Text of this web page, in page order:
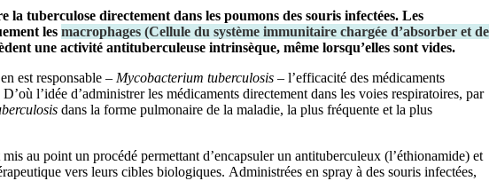
tuberculose directement dans les poumons des souris infectées. Les
les macrophages (Cellule du système immunitaire chargée d’absorber et de
une activité antituberculeuse intrinsèque, même lorsqu’elles sont vides.
est responsable – Mycobacterium tuberculosis – l’efficacité des médicaments
l’idée d’administrer les médicaments directement dans les voies respiratoires, par
dans la forme pulmonaire de la maladie, la plus fréquente et la plus
au point un procédé permettant d’encapsuler un antituberculeux (l’éthionamide) et
vers leurs cibles biologiques. Administrées en spray à des souris infectées,